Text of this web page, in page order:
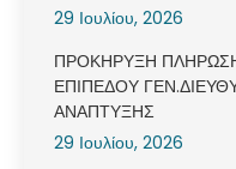
29 Ιουλίου, 2026
ΠΡΟΚΗΡΥΞΗ
ΕΠΙΠΕΔΟΥ
ΑΝΑΠΤΥΞΗΣ
29 Ιουλίου, 2026